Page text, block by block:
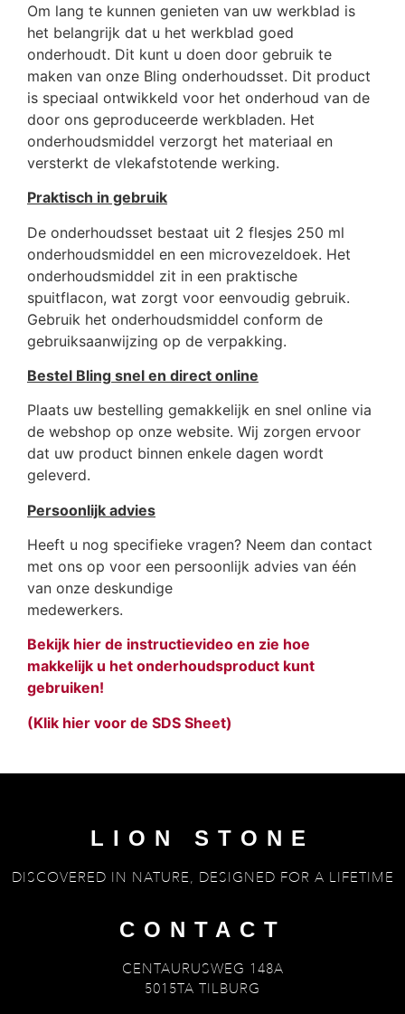
Om lang te kunnen genieten van uw werkblad is
het belangrijk dat u het werkblad goed
onderhoudt. Dit kunt u doen door gebruik te
maken van onze Bling onderhoudsset. Dit product
is speciaal ontwikkeld voor het onderhoud van de
door ons geproduceerde werkbladen. Het
onderhoudsmiddel verzorgt het materiaal en
versterkt de vlekafstotende werking.
Praktisch in gebruik
De onderhoudsset bestaat uit 2 flesjes 250 ml
onderhoudsmiddel en een microvezeldoek. Het
onderhoudsmiddel zit in een praktische
spuitflacon, wat zorgt voor eenvoudig gebruik.
Gebruik het onderhoudsmiddel conform de
gebruiksaanwijzing op de verpakking.
Bestel Bling snel en direct online
Plaats uw bestelling gemakkelijk en snel online via
de webshop op onze website. Wij zorgen ervoor
dat uw product binnen enkele dagen wordt
geleverd.
Persoonlijk advies
Heeft u nog specifieke vragen? Neem dan contact
met ons op voor een persoonlijk advies van één
van onze deskundige
medewerkers.
Bekijk hier de instructievideo en zie hoe
makkelijk u het onderhoudsproduct kunt
gebruiken!
(Klik hier voor de SDS Sheet)
LION STONE
DISCOVERED IN NATURE, DESIGNED FOR A LIFETIME
CONTACT
CENTAURUSWEG 148A
5015TA TILBURG